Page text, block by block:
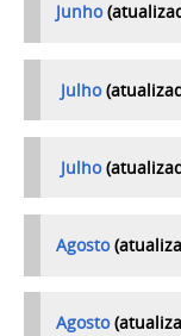
Junho
Julho
Julho
Agosto
Agosto